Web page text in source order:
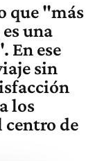
que "más
una
En ese
sin
los
centro de